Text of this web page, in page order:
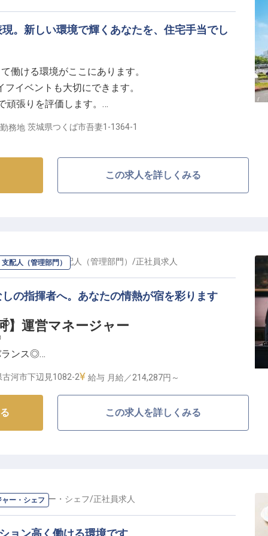
。新しい環境で輝くあなたを、住宅手当でし
働ける環境がここにあります。
イベントも大切にできます。
張りを評価します。
務で成長を実感できます。
、あなたの手で創り上げませんか。
サポート体制】
心して長く働ける環境を大切にしています。
績があり、ライフステージの変化にも柔軟に対応で
ュー提案の機会を通じて、調理師としてのキャリア
勤務地 茨城県つくば市吾妻1-1364-1
この求人を詳しくみる
配人（管理部門）
】運営マネージャー
ネージャー・支配人（管理部門） /正社員求人
の指揮者へ。あなたの情熱が宿を彩ります
♪
ランス◎
た泊まりたい」と思っていただける居心地の良い空
でのセルフチェックインなど最新システムを導入
スピタリティを輝かせよう】
古河市下辺見1082-2 給与 月給／214,287円～
この求人を詳しくみる
ー・シェフ
マネージャー・シェフ/正社員求人
ョン高く働ける環境です